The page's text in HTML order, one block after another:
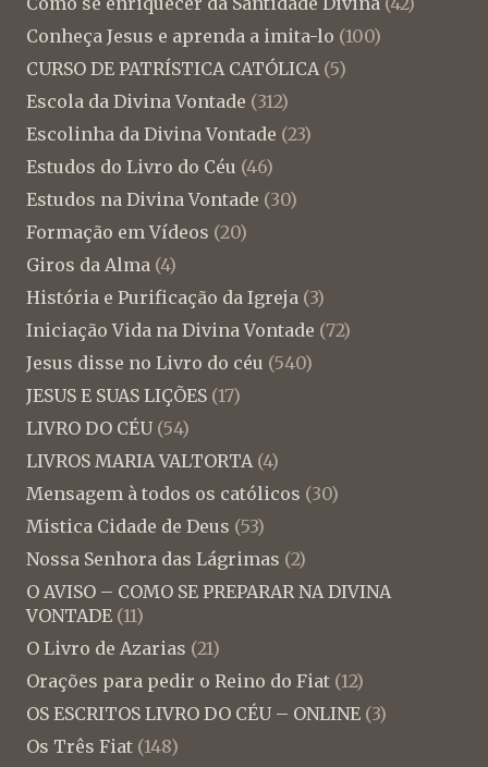
Conheça Jesus e aprenda a imita-lo (100)
CURSO DE PATRÍSTICA CATÓLICA(5)
Escola da Divina Vontade (312)
Escolinha da Divina Vontade (23)
Estudos do Livro do Céu (46)
Estudos na Divina Vontade (30)
Formação em Vídeos (20)
Giros da Alma (4)
História e Purificação da Igreja (3)
Iniciação Vida na Divina Vontade (72)
Jesus disse no Livro do céu (540)
JESUS E SUAS LIÇÕES (17)
LIVRO DO CÉU (54)
LIVROS MARIA VALTORTA(4)
Mensagem à todos os católicos (30)
Mistica Cidade de Deus (53)
Nossa Senhora das Lágrimas (2)
O AVISO – COMO SE PREPARAR NA DIVINA
VONTADE (11)
O Livro de Azarias (21)
Orações para pedir o Reino do Fiat (12)
OS ESCRITOS LIVRO DO CÉU – ONLINE (3)
Os Três Fiat (148)